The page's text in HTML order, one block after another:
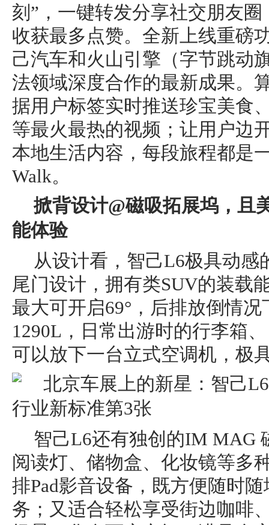
刻”，一键转发分享社交朋友
收获最多点赞。全新上线重磅
己汽车和火山引擎（字节跳动
法领域深度合作的最新成果。
据用户标签实时推送珍宝美食
等最火最热的视频；让用户边
本地生活内容，每段旅程都是
Walk。
掀背设计@磁吸拓展坞，且
能体验
从设计看，智己L6极具动感
尾门设计，拥有类SUV的装载
最大可开启69°，后排放倒情
1290L，日常出游时的行李箱
可以放下一台立式空调机，极
智己L6还有独创的IM MAG
阅读灯、储物盒、化妆镜等多
排Pad影音设备，既方便随时
务；又适合轻松享受街边咖啡